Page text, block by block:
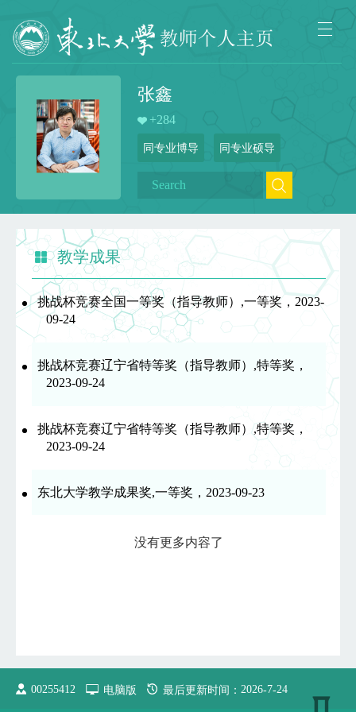
张鑫
+284
同专业博导 同专业硕导
教学成果
挑战杯竞赛全国一等奖（指导教师）,一等奖，2023-
09-24
挑战杯竞赛辽宁省特等奖（指导教师）,特等奖，
2023-09-24
挑战杯竞赛辽宁省特等奖（指导教师）,特等奖，
2023-09-24
东北大学教学成果奖,一等奖，2023-09-23
没有更多内容了
00255412 电脑版 最后更新时间： 2026-7-24